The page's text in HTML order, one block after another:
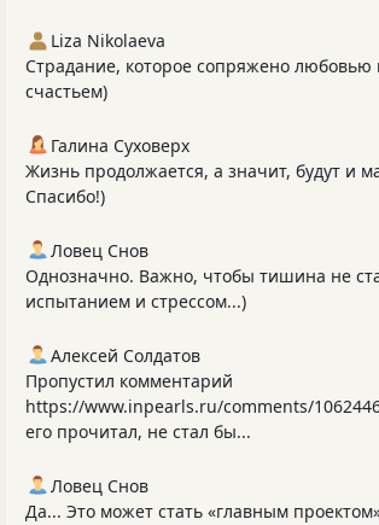
Liza Nikolaeva
Страдание, которое сопряжено любовью
счастьем)
Галина Суховерх
Жизнь продолжается, а значит, будут и
Спасибо!)
Ловец Снов
Однозначно. Важно, чтобы тишина не
испытанием и стрессом...)
Алексей Солдатов
Пропустил комментарий
https://www.inpearls.ru/comments/
его прочитал, не стал бы...
Ловец Снов
Да... Это может стать «главным